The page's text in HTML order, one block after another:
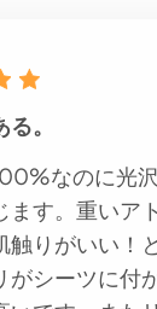
。
なのに光
ます。重いア
触りがいい！
がシーツに付